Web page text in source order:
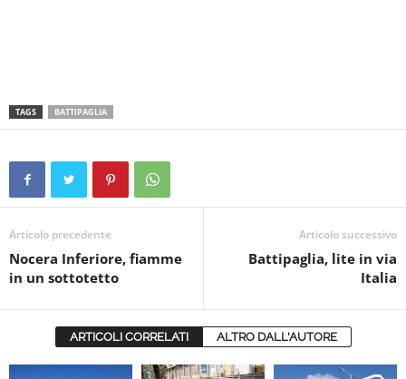
TAGS BATTIPAGLIA
Articolo precedente
Nocera Inferiore, fiamme
in un sottotetto
Articolo successivo
Battipaglia, lite in via
Italia
ARTICOLI CORRELATI ALTRO DALL'AUTORE